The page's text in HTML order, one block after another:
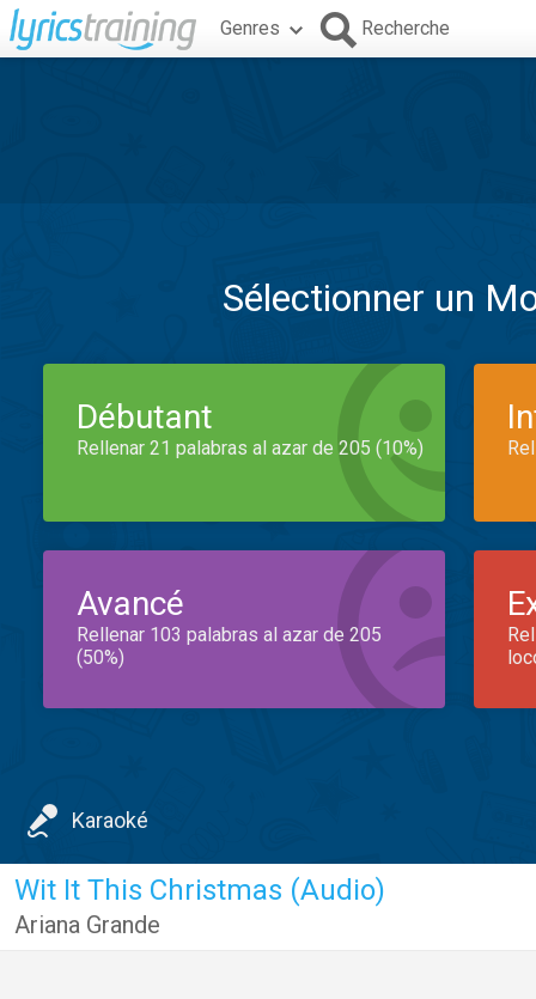
Genres Recherche
Sélectionner un
Débutant
Rellenar 21 palabras al azar de 205 (10%)
Avancé
Rellenar 103 palabras al azar de 205
(50%)
Karaoké
Wit It This Christmas (Audio)
Ariana Grande